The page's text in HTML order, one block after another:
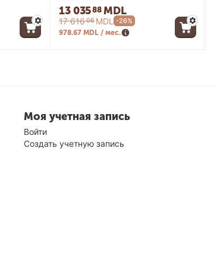
13 03588 MDL
17 61606 MDL -26%
978.67 MDL / мес.
Моя учетная запись
Войти
Создать учетную запись